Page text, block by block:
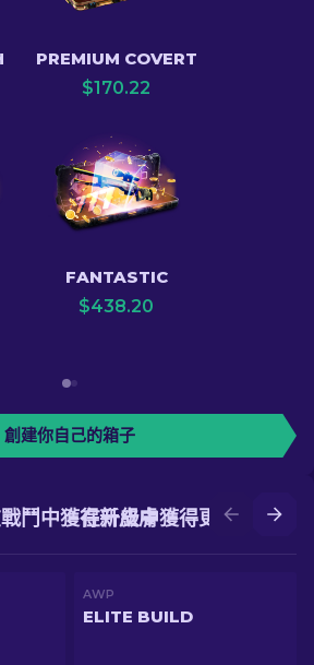
PREMIUM COVERT
$170.22
FANTASTIC
$438.20
創建你自己的箱子
在升級中獲得更好的皮膚
鬥中獲得新皮膚
AWP
ELITE BUILD